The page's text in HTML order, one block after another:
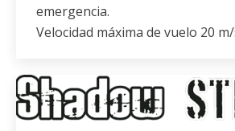
emergencia.
Velocidad máxima de vuelo 20